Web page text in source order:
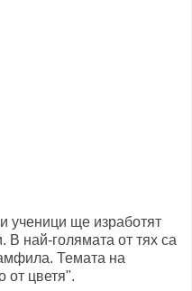
ученици ще изработят
най-голямата от тях са
Темата на
от цветя".